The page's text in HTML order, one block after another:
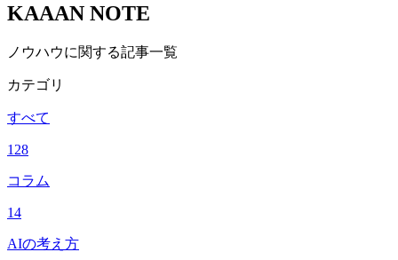
KAAAN NOTE
ノウハウに関する記事一覧
カテゴリ
すべて
128
コラム
14
AIの考え方